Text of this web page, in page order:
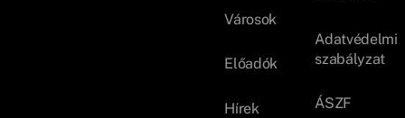
Városok
Előadók
Hírek
Adatvédelmi
szabályzat
ÁSZF